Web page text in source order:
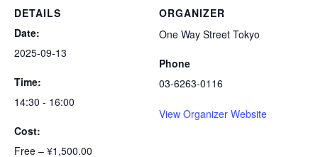
DETAILS
Date:
2025-09-13
Time:
14:30 - 16:00
Cost:
Free – ¥1,500.00
ORGANIZER
One Way Street Tokyo
Phone
03-6263-0116
View Organizer Website